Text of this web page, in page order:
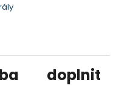
doplnit